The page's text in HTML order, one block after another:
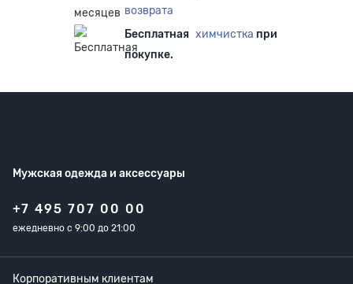
возврата
Бесплатная химчистка при
покупке.
Мужская одежда и аксессуары
+7 495 707 00 00
ежедневно с 9:00 до 21:00
Корпоративным клиентам